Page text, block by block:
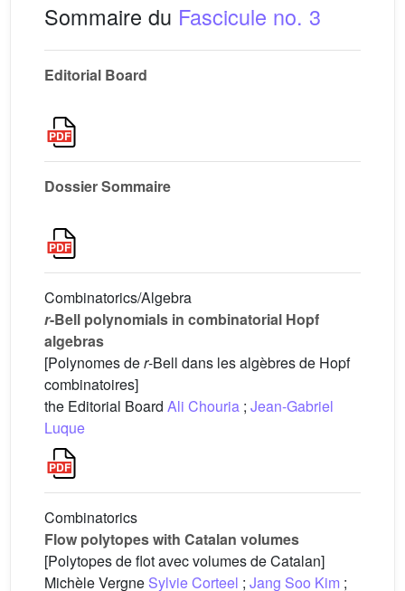
Sommaire du Fascicule no. 3
Editorial Board
Dossier Sommaire
Combinatorics/Algebra
r-Bell polynomials in combinatorial Hopf
algebras
[Polynomes der-Bell dans les algèbres de Hopf
combinatoires]
the Editorial Board Ali Chouria ; Jean-Gabriel
Luque
Combinatorics
Flow polytopes with Catalan volumes
[Polytopes de flot avec volumes de Catalan]
Michèle Vergne Sylvie Corteel ; Jang Soo Kim ;